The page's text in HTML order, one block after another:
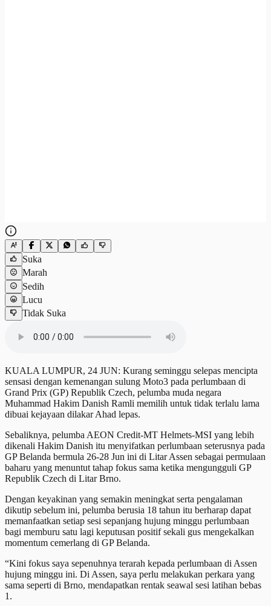
Suka
Marah
Sedih
Lucu
Tidak Suka
KUALA LUMPUR, 24 JUN: Kurang seminggu selepas mencipta
sensasi dengan kemenangan sulung Moto3 pada perlumbaan di
Grand Prix (GP) Republik Czech, pelumba muda negara
Muhammad Hakim Danish Ramli memilih untuk tidak terlalu lama
dibuai kejayaan dilakar Ahad lepas.
Sebaliknya, pelumba AEON Credit-MT Helmets-MSI yang lebih
dikenali Hakim Danish itu menyifatkan perlumbaan seterusnya pada
GP Belanda bermula 26-28 Jun ini di Litar Assen sebagai permulaan
baharu yang menuntut tahap fokus sama ketika mengungguli GP
Republik Czech di Litar Brno.
Dengan keyakinan yang semakin meningkat serta pengalaman
dikutip sebelum ini, pelumba berusia 18 tahun itu berharap dapat
memanfaatkan setiap sesi sepanjang hujung minggu perlumbaan
bagi memburu satu lagi keputusan positif sekali gus mengekalkan
momentum cemerlang di GP Belanda.
“Kini fokus saya sepenuhnya terarah kepada perlumbaan di Assen
hujung minggu ini. Di Assen, saya perlu melakukan perkara yang
sama seperti di Brno, mendapatkan rentak seawal sesi latihan bebas
1.